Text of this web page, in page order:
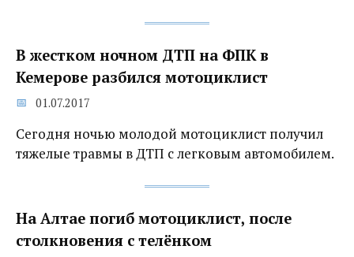
В жестком ночном ДТП на ФПК в
Кемерове разбился мотоциклист
01.07.2017
Сегодня ночью молодой мотоциклист получил
тяжелые травмы в ДТП с легковым автомобилем.
На Алтае погиб мотоциклист, после
столкновения с телёнком